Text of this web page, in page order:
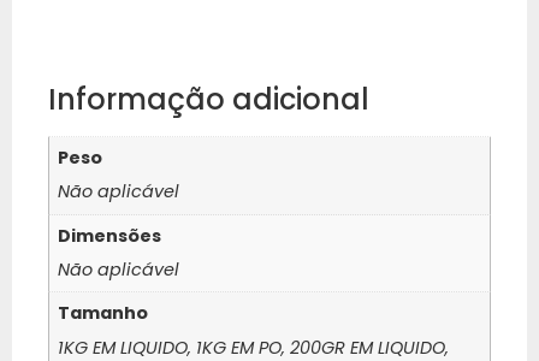
Informação adicional
Peso
Não aplicável
Dimensões
Não aplicável
Tamanho
1KG EM LIQUIDO, 1KG EM PO, 200GR EM LIQUIDO,